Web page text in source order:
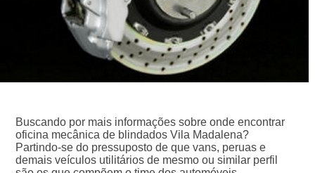
Buscando por mais informações sobre onde encontrar
oficina mecânica de blindados Vila Madalena?
Partindo-se do pressuposto de que vans, peruas e
demais veículos utilitários de mesmo ou similar perfil